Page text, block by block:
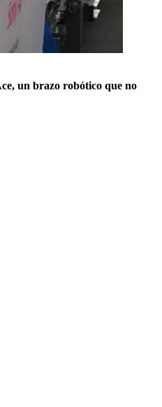
un brazo robótico que no